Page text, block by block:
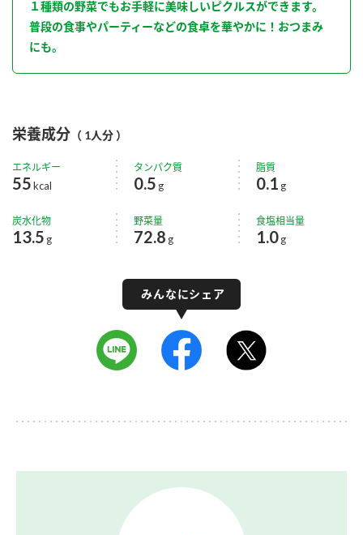
１種類の野菜でもお手軽に美味しいピクルスができます。
普段の食事やパーティーなどの食卓を華やかに！おつまみ
にも。
栄養成分 （ 1人分 ）
エネルギー
55kcal
タンパク質
0.5 g
脂質
0.1 g
炭水化物
13.5 g
野菜量
72.8 g
食塩相当量
1.0 g